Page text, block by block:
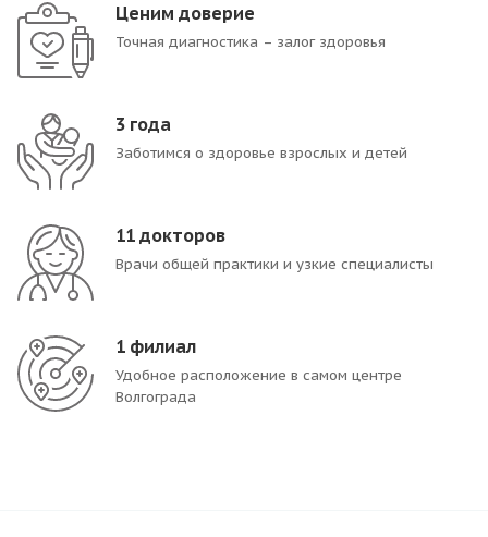
Ценим доверие
Точная диагностика – залог здоровья
3 года
Заботимся о здоровье взрослых и детей
11 докторов
Врачи общей практики и узкие специалисты
1 филиал
Удобное расположение в самом центре
Волгограда